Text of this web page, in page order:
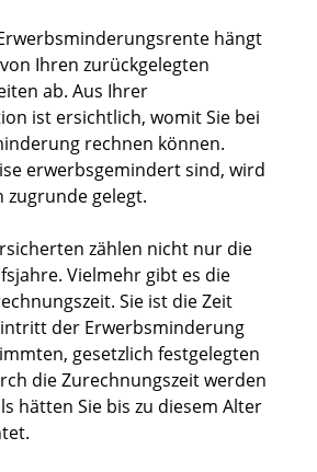
hängt
Ihren zurückgelegten
ab. Aus Ihrer
ist ersichtlich, womit Sie bei
rechnen können.
erwerbsgemindert sind, wird
zugrunde gelegt.
zählen nicht nur die
Vielmehr gibt es die
Sie ist die Zeit
der Erwerbsminderung
gesetzlich festgelegten
die Zurechnungszeit werden
hätten Sie bis zu diesem Alter